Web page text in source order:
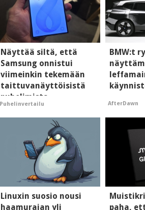
Näyttää siltä, että
Samsung onnistui
viimeinkin tekemään
taittuvanäyttöisistä
puhelimista
supersuosittuja
Puhelinvertailu
BMW:t
AfterDawn
Linuxin suosio nousi
haamurajan yli
paha,